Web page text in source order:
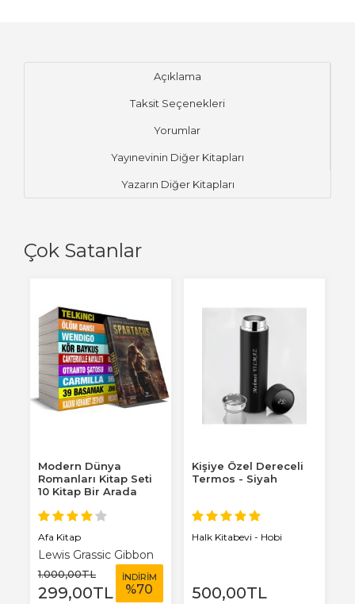
Açıklama
Taksit Seçenekleri
Yorumlar
Yayınevinin Diğer Kitapları
Yazarın Diğer Kitapları
Çok Satanlar
Modern Dünya
Romanları Kitap Seti
10 Kitap Bir Arada
Afa Kitap
Lewis Grassic Gibbon
1.000,00TL
299,00TL
İNDİRİM
%70
Kişiye Özel Dereceli
Termos - Siyah
Halk Kitabevi - Hobi
500,00TL